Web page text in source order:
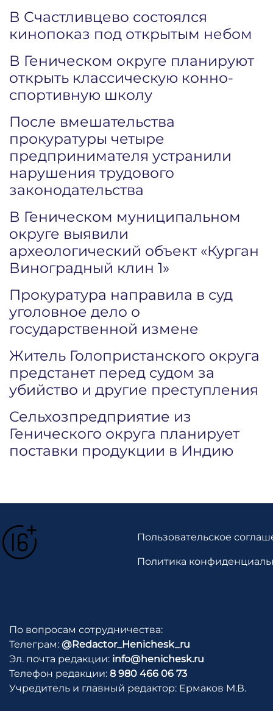
В Счастливцево состоялся
кинопоказ под открытым небом
В Геническом округе планируют
открыть классическую конно-
спортивную школу
После вмешательства
прокуратуры четыре
предпринимателя устранили
нарушения трудового
законодательства
В Геническом муниципальном
округе выявили
археологический объект «Курган
Виноградный клин 1»
Прокуратура направила в суд
уголовное дело о
государственной измене
Житель Голопристанского округа
предстанет перед судом за
убийство и другие преступления
Сельхозпредприятие из
Генического округа планирует
поставки продукции в Индию
Пользовательское
Политика
По вопросам сотрудничества:
Телеграм: @Redactor_Henichesk_ru
Эл. почта редакции: info@henichesk.ru
Телефон редакции: 8 980 466 06 73
Учредитель и главный редактор: Ермаков М.В.